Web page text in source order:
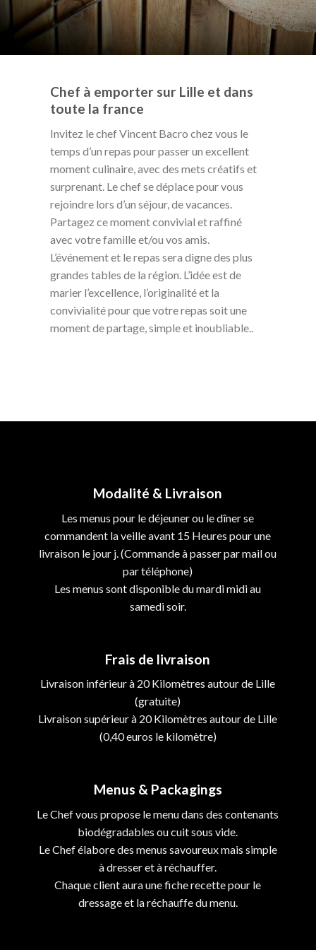
Chef à emporter sur Lille et dans
toute la france
Invitez le chef Vincent Bacro chez vous le
temps d’un repas pour passer un excellent
moment culinaire, avec des mets créatifs et
surprenant. Le chef se déplace pour vous
rejoindre lors d’un séjour, de vacances.
Partagez ce moment convivial et raffiné
avec votre famille et/ou vos amis.
L’événement et le repas sera digne des plus
grandes tables de la région. L’idée est de
marier l’excellence, l’originalité et la
convivialité pour que votre repas soit une
moment de partage, simple et inoubliable..
Modalité & Livraison
Les menus pour le déjeuner ou le dîner se
commandent la veille avant 15 Heures pour une
livraison le jour j. (Commande à passer par mail ou
par téléphone)
Les menus sont disponible du mardi midi au
samedi soir.
Frais de livraison
Livraison inférieur à 20 Kilomètres autour de Lille
(gratuite)
Livraison supérieur à 20 Kilomètres autour de Lille
(0,40 euros le kilomètre)
Menus & Packagings
Le Chef vous propose le menu dans des contenants
biodégradables ou cuit sous vide.
Le Chef élabore des menus savoureux mais simple
à dresser et à réchauffer.
Chaque client aura une fiche recette pour le
dressage et la réchauffe du menu.